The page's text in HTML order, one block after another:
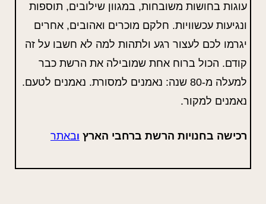
עוגות בחושות משובחות, במגוון שילובים, תוספות
ונגיעות עכשוויות. חלקם מוכרים ואהובים, אחרים
יגרמו לכם לעצור רגע ולתהות למה לא חשבו על זה
קודם. הכול ברוח אחת שמובילה את הרשת כבר
למעלה מ-80 שנה: נאמנים למסורת. נאמנים לטעם.
נאמנים למקור.
רכישה בחנויות הרשת ברחבי הארץ ובאתר